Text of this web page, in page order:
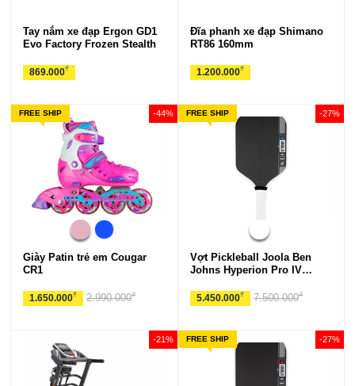
Tay nắm xe đạp Ergon GD1
Evo Factory Frozen Stealth
869.000₫
Đĩa phanh xe đạp Shimano
RT86 160mm
1.200.000₫
FREE SHIP
Giày Patin trẻ em Cougar
CR1
1.650.000₫
-44%
2.990.000₫
FREE SHIP
Vợt Pickleball Joola Ben
Johns Hyperion Pro IV
5.450.000₫
-27%
7.500.000₫
-21% FREE SHIP -27%